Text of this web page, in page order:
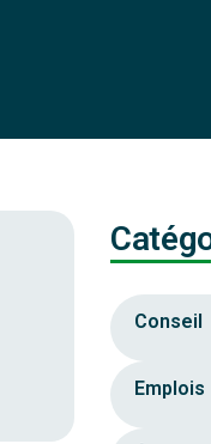
Conseil
Emplois